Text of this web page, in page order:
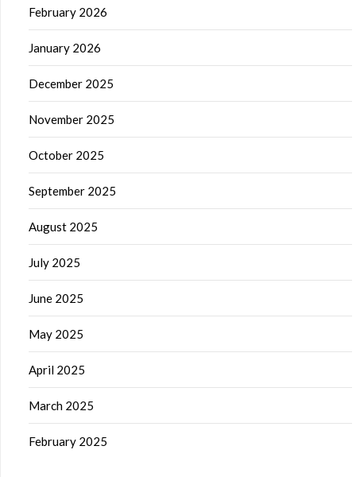
February 2026
January 2026
December 2025
November 2025
October 2025
September 2025
August 2025
July 2025
June 2025
May 2025
April 2025
March 2025
February 2025